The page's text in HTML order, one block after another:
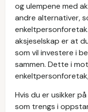
og ulempene med
andre alternativer,
aksjeselskap er at
som vil investere i
sammen. Dette i
Hvis du er usikker
som trengs i